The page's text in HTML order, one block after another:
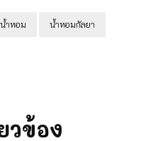
ำหอม น้ำหอมกัลยา
วข้อง